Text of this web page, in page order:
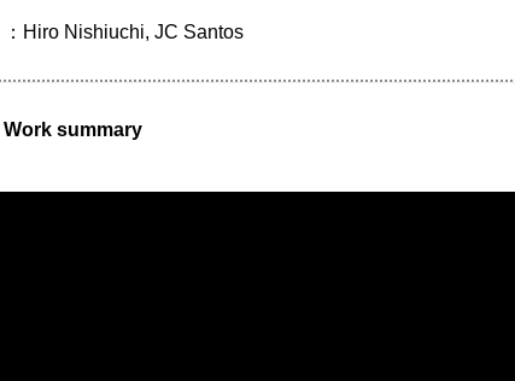
：Hiro Nishiuchi, JC Santos
Work summary